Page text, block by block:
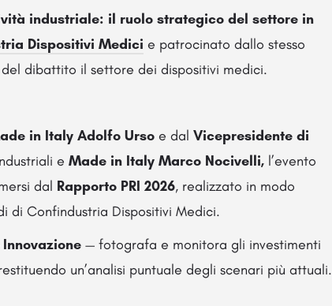
industriale: il ruolo strategico del settore in
Dispositivi Medici e patrocinato dallo stesso
dibattito il settore dei dispositivi medici.
in Italy Adolfo Urso e dal Vicepresidente di
e Made in Italy Marco Nocivelli, l’evento
dal Rapporto PRI 2026, realizzato in modo
di Confindustria Dispositivi Medici.
— fotografa e monitora gli investimenti
un’analisi puntuale degli scenari più attuali.